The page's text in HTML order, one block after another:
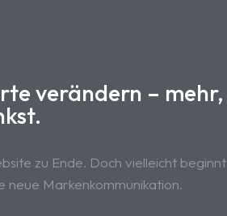
verändern – mehr,
zu Ende. Doch vielleicht beginnt
neue Markenkommunikation.